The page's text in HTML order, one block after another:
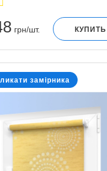
грн/шт.
замірника